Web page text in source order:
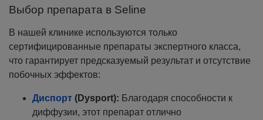
Выбор препарата в Seline
В нашей клинике используются только
сертифицированные препараты экспертного класса,
что гарантирует предсказуемый результат и отсутствие
побочных эффектов:
Диспорт (Dysport): Благодаря способности к
диффузии, этот препарат отлично